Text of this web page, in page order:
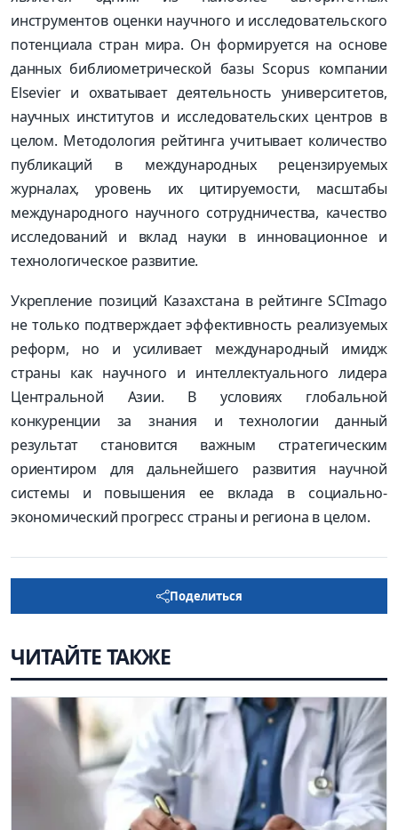
инструментов оценки научного и исследовательского
потенциала стран мира. Он формируется на основе
данных библиометрической базы Scopus компании
Elsevier и охватывает деятельность университетов,
научных институтов и исследовательских центров в
целом. Методология рейтинга учитывает количество
публикаций в международных рецензируемых
журналах, уровень их цитируемости, масштабы
международного научного сотрудничества, качество
исследований и вклад науки в инновационное и
технологическое развитие.
Укрепление позиций Казахстана в рейтинге SCImago
не только подтверждает эффективность реализуемых
реформ, но и усиливает международный имидж
страны как научного и интеллектуального лидера
Центральной Азии. В условиях глобальной
конкуренции за знания и технологии данный
результат становится важным стратегическим
ориентиром для дальнейшего развития научной
системы и повышения ее вклада в социально-
экономический прогресс страны и региона в целом.
Поделиться
ЧИТАЙТЕ ТАКЖЕ